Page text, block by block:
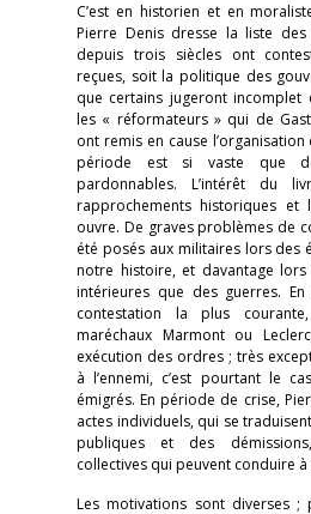
C’est en historien et en
Pierre Denis dresse la liste
depuis trois siècles ont
reçues, soit la politique des
que certains jugeront incomplet
les « réformateurs » qui de
ont remis en cause
période est si vaste que
pardonnables. L’intérêt du
rapprochements historiques et
ouvre. De graves problèmes de
été posés aux militaires lors des
notre histoire, et davantage
intérieures que des guerres.
contestation la plus
maréchaux Marmont ou
exécution des ordres ; très
à l’ennemi, c’est pourtant le
émigrés. En période de crise,
actes individuels, qui se
publiques et des
collectives qui peuvent conduire à
Les motivations sont diverses ;